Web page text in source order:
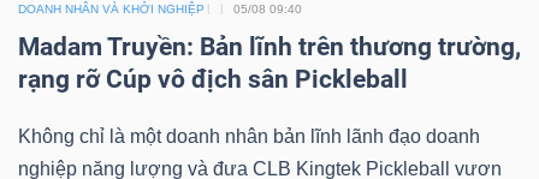
DOANH NHÂN VÀ KHỞI NGHIỆP 05/08 09:40
Madam Truyền: Bản lĩnh trên thương trường,
rạng rỡ Cúp vô địch sân Pickleball
Không chỉ là một doanh nhân bản lĩnh lãnh đạo doanh
nghiệp năng lượng và đưa CLB Kingtek Pickleball vươn